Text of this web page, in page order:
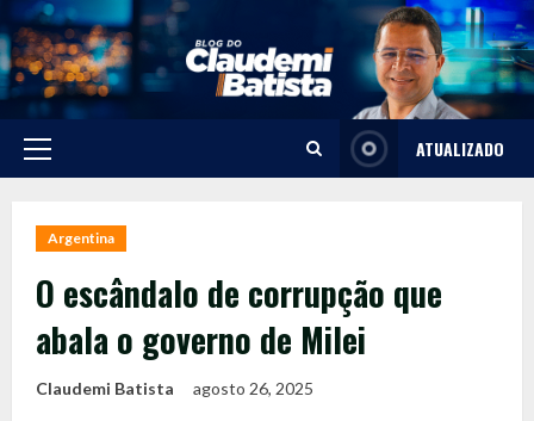
Skip
to
content
Primary
ATUALIZADO
Argentina
O escândalo de corrupção que
abala o governo de Milei
Claudemi Batista agosto 26, 2025